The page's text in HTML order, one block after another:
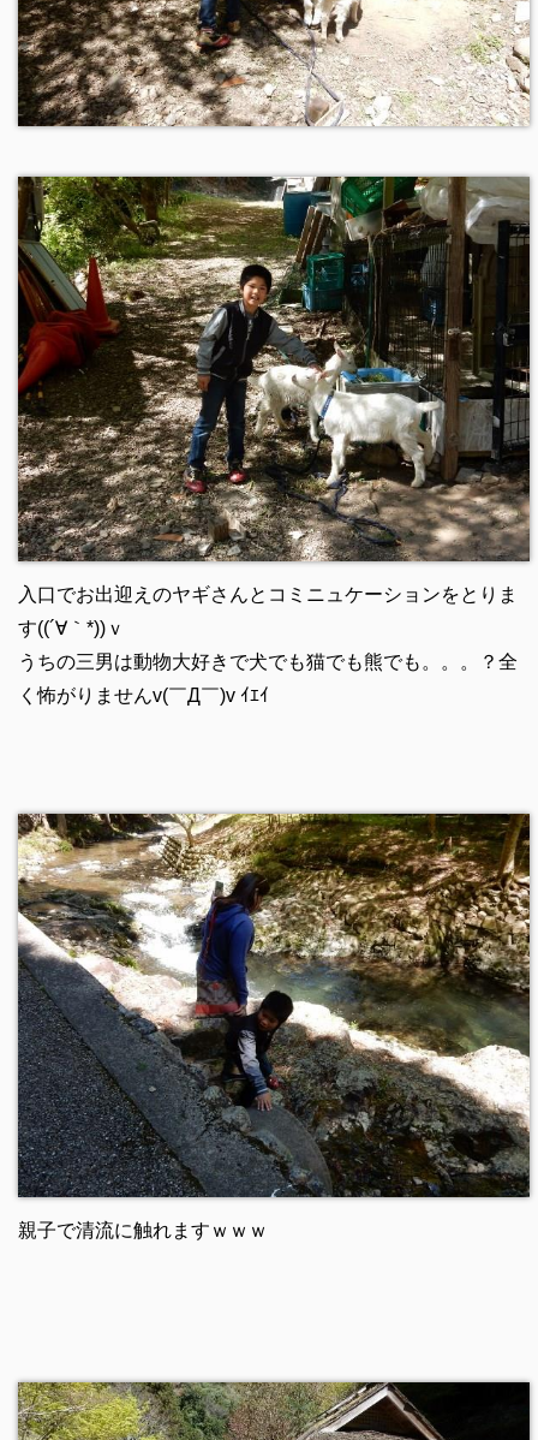
入口でお出迎えのヤギさんとコミニュケーションをとりま
す((´∀｀*))ｖ
うちの三男は動物大好きで犬でも猫でも熊でも。。。？全
く怖がりませんv(￣Д￣)v ｲｴｲ
親子で清流に触れますｗｗｗ